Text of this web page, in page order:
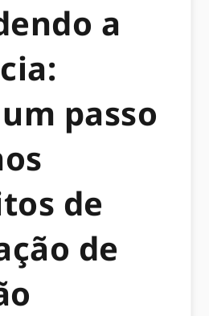
a
passo
de
de